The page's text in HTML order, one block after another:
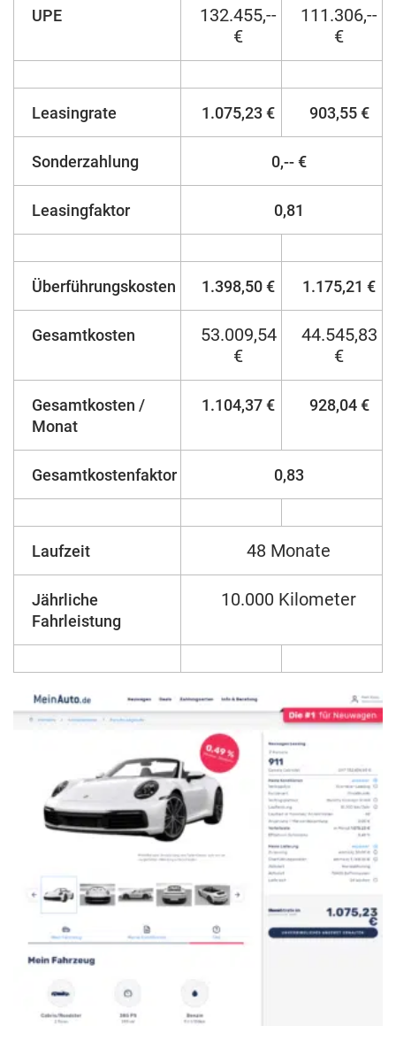
UPE
132.455,--
€
111.306,--
€
Leasingrate 1.075,23 € 903,55 €
Sonderzahlung 0,-- €
Leasingfaktor 0,81
Überführungskosten 1.398,50 € 1.175,21 €
Gesamtkosten
53.009,54
€
44.545,83
€
Gesamtkosten /
Monat
1.104,37 € 928,04 €
Gesamtkostenfaktor 0,83
Laufzeit 48 Monate
Jährliche
Fahrleistung
10.000 Kilometer